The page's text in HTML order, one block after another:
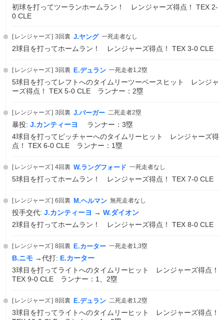
初球を打ってツーランホームラン！ レンジャーズ得点！ TEX 2-
0 CLE
レンジャーズ 3回裏 J.ヤング 一死走者なし
2球目を打ってホームラン！ レンジャーズ得点！ TEX 3-0 CLE
レンジャーズ 3回裏 E.デュラン 一死走者1,2塁
5球目を打ってレフトへのタイムリーツーベースヒット レンジャ
ーズ得点！ TEX 5-0 CLE ランナー：2塁
レンジャーズ 3回裏 J.バーガー 二死走者2塁
暴投: J.カンティーヨ
ランナー：3塁
4球目を打ってピッチャーへのタイムリーヒット レンジャーズ得
点！ TEX 6-0 CLE ランナー：1塁
レンジャーズ 4回裏 W.ラングフォード 一死走者なし
5球目を打ってホームラン！ レンジャーズ得点！ TEX 7-0 CLE
レンジャーズ 6回裏 M.ヘルマン 無死走者なし
投手交代: J.カンティーヨ → W.ダイオン
2球目を打ってホームラン！ レンジャーズ得点！ TEX 8-0 CLE
レンジャーズ 8回裏 E.カーター 一死走者1,3塁
B.ニモ →代打: E.カーター
3球目を打ってライトへのタイムリーヒット レンジャーズ得点！
TEX 9-0 CLE ランナー：1、2塁
レンジャーズ 8回裏 E.デュラン 二死走者1,2塁
3球目を打ってライトへのタイムリーヒット レンジャーズ得点！